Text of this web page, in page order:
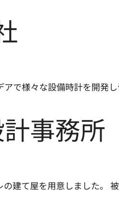
で様々な設備時計を開発
事務所
建て屋を用意しました。